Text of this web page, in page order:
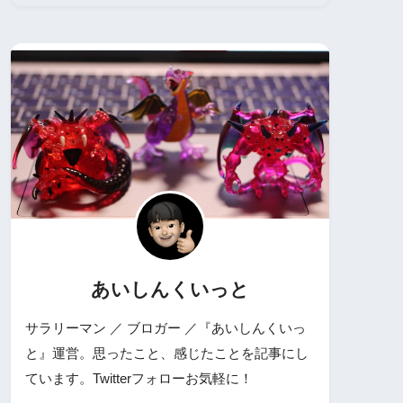
あいしんくいっと
サラリーマン ／ ブロガー ／『あいしんくいっ
と』運営。思ったこと、感じたことを記事にし
ています。Twitterフォローお気軽に！